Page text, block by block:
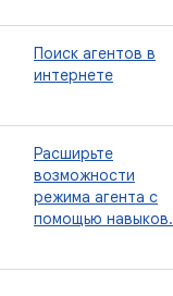
Поиск агентов в
интернете
Расширьте
возможности
режима агента с
помощью навыков.